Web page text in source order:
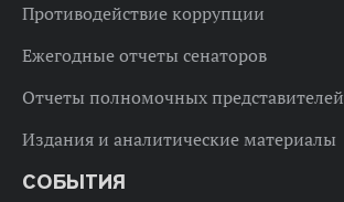
Противодействие коррупции
Ежегодные отчеты сенаторов
Отчеты полномочных представителей
Издания и аналитические материалы
СОБЫТИЯ